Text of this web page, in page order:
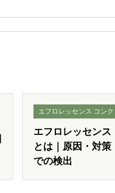
エフロレッセンス コンク
エフロレッセンス
とは｜原因・対策
での検出